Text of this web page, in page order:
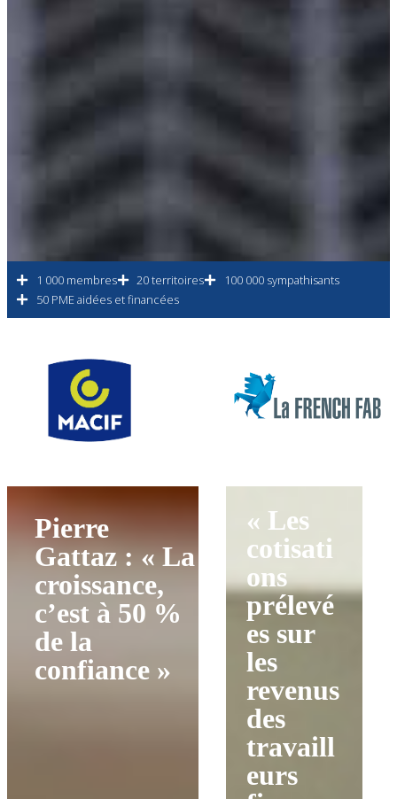
1 000 membres 20 territoires
100 000 sympathisants
50 PME aidées et financées
Pierre
Gattaz : « La
croissance,
c’est à 50 %
de la
confiance »
« Les
cotisati
ons
prélevé
es sur
les
revenus
des
travaill
eurs